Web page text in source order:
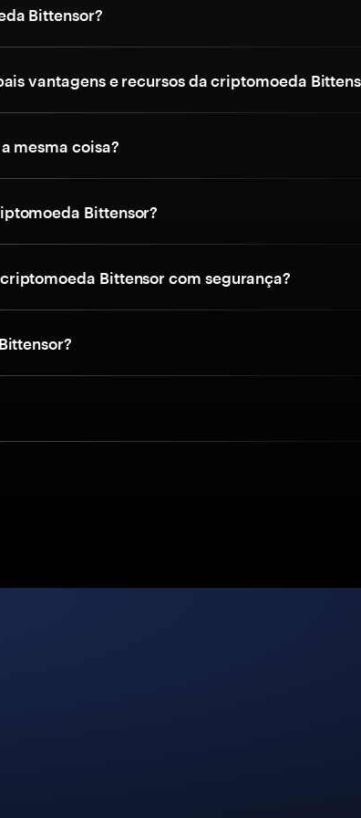
Bittensor?
vantagens e recursos da criptomoeda
mesma coisa?
Bittensor?
Bittensor com segurança?